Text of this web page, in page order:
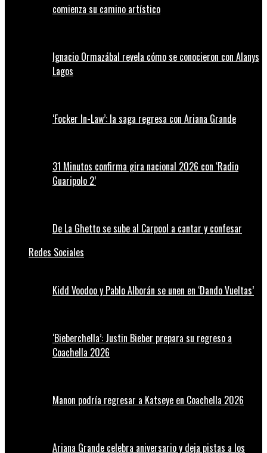
comienza su camino artístico
Ignacio Ormazábal revela cómo se conocieron con Alanys
Lagos
‘Focker In-Law’: la saga regresa con Ariana Grande
31 Minutos confirma gira nacional 2026 con ‘Radio
Guaripolo 2’
De La Ghetto se sube al Carpool a cantar y confesar
Redes Sociales
Kidd Voodoo y Pablo Alborán se unen en ‘Dando Vueltas’
‘Bieberchella’: Justin Bieber prepara su regreso a
Coachella 2026
Manon podría regresar a Katseye en Coachella 2026
Ariana Grande celebra aniversario y deja pistas a los